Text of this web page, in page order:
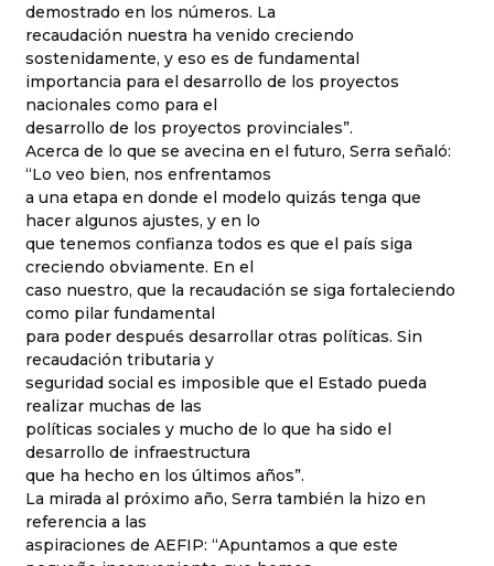
demostrado en los números. La
recaudación nuestra ha venido creciendo
sostenidamente, y eso es de fundamental
importancia para el desarrollo de los proyectos
nacionales como para el
desarrollo de los proyectos provinciales”.
Acerca de lo que se avecina en el futuro, Serra señaló:
“Lo veo bien, nos enfrentamos
a una etapa en donde el modelo quizás tenga que
hacer algunos ajustes, y en lo
que tenemos confianza todos es que el país siga
creciendo obviamente. En el
caso nuestro, que la recaudación se siga fortaleciendo
como pilar fundamental
para poder después desarrollar otras políticas. Sin
recaudación tributaria y
seguridad social es imposible que el Estado pueda
realizar muchas de las
políticas sociales y mucho de lo que ha sido el
desarrollo de infraestructura
que ha hecho en los últimos años”.
La mirada al próximo año, Serra también la hizo en
referencia a las
aspiraciones de AEFIP: “Apuntamos a que este